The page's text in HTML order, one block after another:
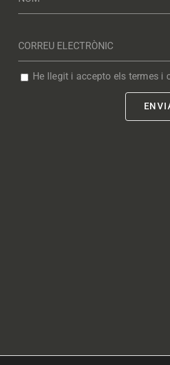
He llegit i accepto els termes i